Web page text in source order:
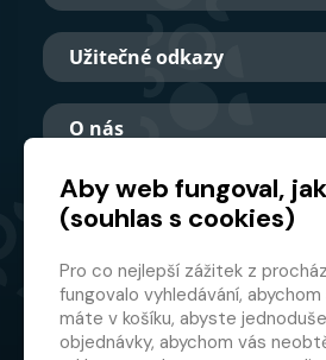
Užitečné odkazy
O nás
Hlavní partner
Aby web fungoval,
(souhlas s cookies)
Pro co nejlepší zážitek z
fungovalo vyhledávání,
máte v košíku, abyste
objednávky, abychom vás